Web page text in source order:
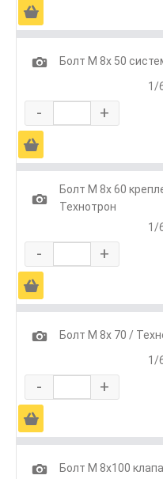
Ä
1
Болт М 8х 50
1/
- +
Ä
1
Болт М 8х 60
Технотрон
1/
- +
Ä
1
Болт М 8х 70 /
1/
- +
Ä
1
Болт М 8х100